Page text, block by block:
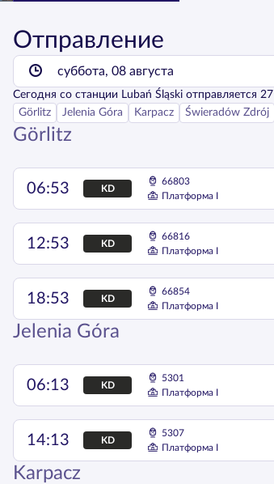
Отправление
суббота, 08 августа
Сегодня со станции Lubań Śląski отправляется 27
Görlitz
Jelenia Góra Karpacz Świeradów Zdrój
Görlitz
06:53 KD
66803
Платформа I
12:53 KD
66816
Платформа I
18:53 KD
66854
Платформа I
Jelenia Góra
06:13 KD
5301
Платформа I
14:13 KD
5307
Платформа I
Karpacz